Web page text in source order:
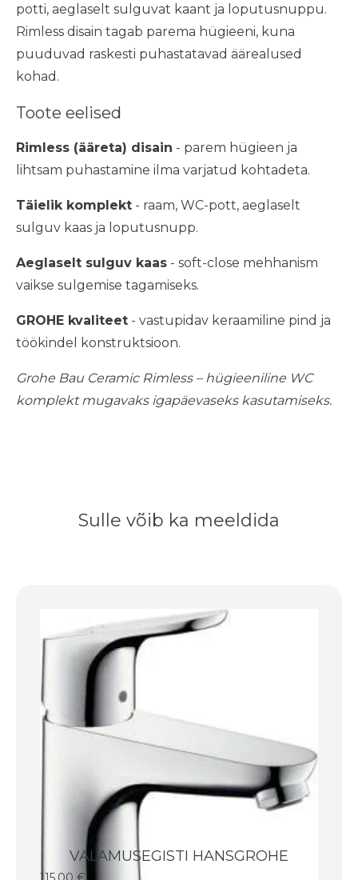
potti, aeglaselt sulguvat kaant ja loputusnuppu.
Rimless disain tagab parema hügieeni, kuna
puuduvad raskesti puhastatavad äärealused
kohad.
Toote eelised
Rimless (ääreta) disain - parem hügieen ja
lihtsam puhastamine ilma varjatud kohtadeta.
Täielik komplekt - raam, WC-pott, aeglaselt
sulguv kaas ja loputusnupp.
Aeglaselt sulguv kaas - soft-close mehhanism
vaikse sulgemise tagamiseks.
GROHE kvaliteet - vastupidav keraamiline pind ja
töökindel konstruktsioon.
Grohe Bau Ceramic Rimless – hügieeniline WC
komplekt mugavaks igapäevaseks kasutamiseks.
Sulle võib ka meeldida
VALAMUSEGISTI HANSGROHE